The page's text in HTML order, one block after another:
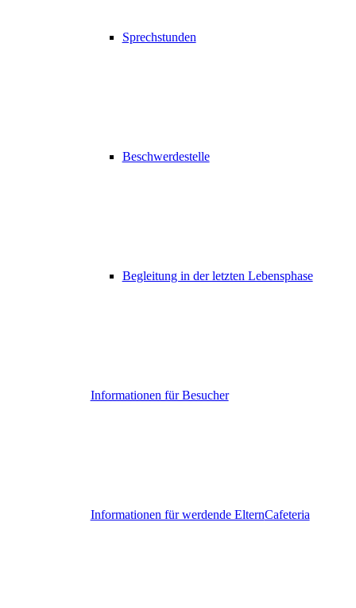
Sprechstunden
Beschwerdestelle
Begleitung in der letzten Lebensphase
Informationen für Besucher
Informationen für werdende ElternCafeteria